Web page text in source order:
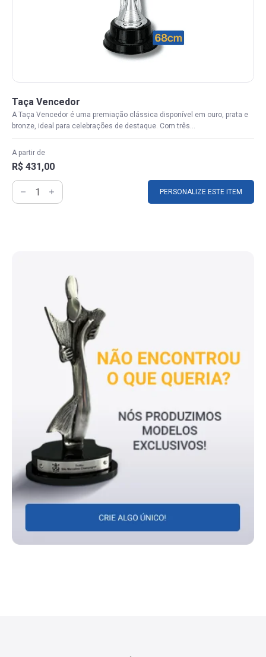
Taça Vencedor
A Taça Vencedor é uma premiação clássica disponível em ouro, prata e
bronze, ideal para celebrações de destaque. Com três...
A partir de
R$ 431,00
PERSONALIZE ESTE ITEM